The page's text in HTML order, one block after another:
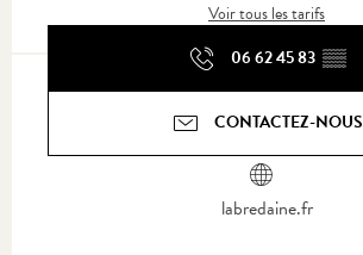
Voir tous les tarifs
06 62 45 83 ▒▒
CONTACTEZ-NOUS
labredaine.fr